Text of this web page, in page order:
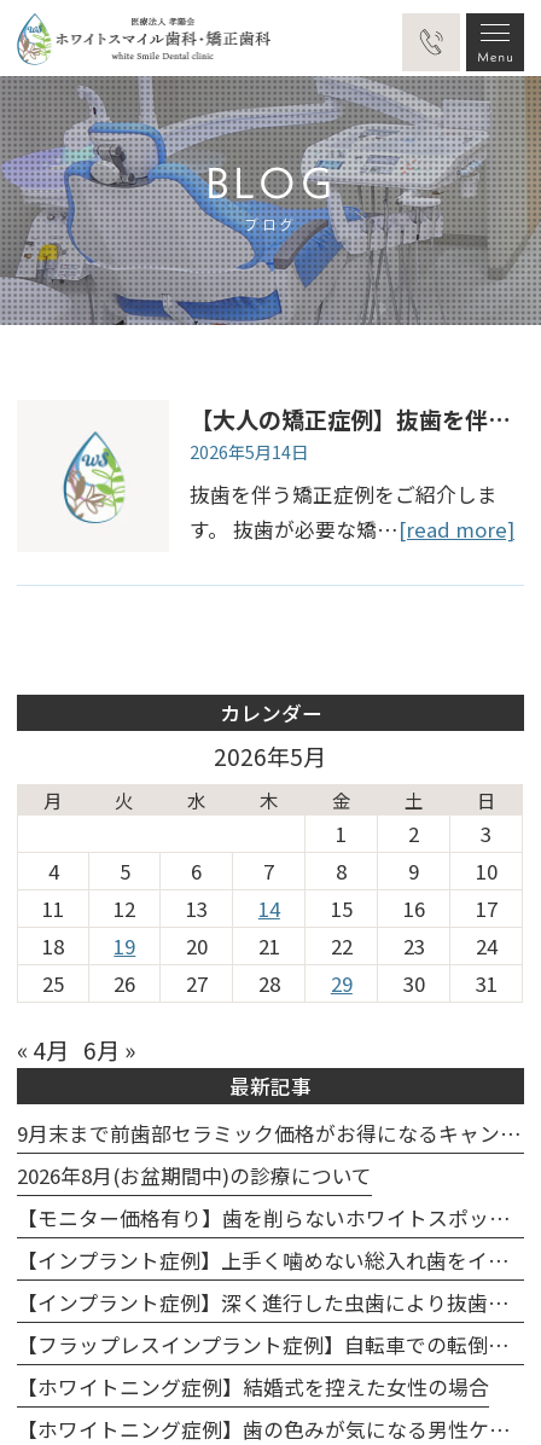
BLOG
ブログ
【大人の矯正症例】抜歯を伴う上下嚙み合わせと歯のアーチの修正
2026年5月14日
抜歯を伴う矯正症例をご紹介しま
す。 抜歯が必要な矯…[read more]
カレンダー
2026年5月
月 火 水 木 金 土 日
1 2
3
4
5 6 7 8 9
10
11
12 13 14 15 16
17
18
19 20 21 22 23
24
25
26 27 28 29 30 31
« 4月 6月 »
最新記事
9月末まで前歯部セラミック価格がお得になるキャンペーン実施中🦷
2026年8月(お盆期間中)の診療について
【モニター価格有り】歯を削らないホワイトスポット治療キャンペーンのお知らせ
【インプラント症例】上手く噛めない総入れ歯をインプラントで噛めるように改善
【インプラント症例】深く進行した虫歯により抜歯、インプラントで修復
【フラップレスインプラント症例】自転車での転倒で前歯を折ってしまったケース
【ホワイトニング症例】結婚式を控えた女性の場合
【ホワイトニング症例】歯の色みが気になる男性ケース